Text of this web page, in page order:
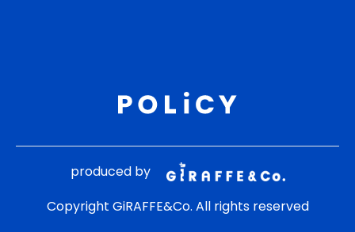
produced by
Copyright GiRAFFE&Co. All rights reserved